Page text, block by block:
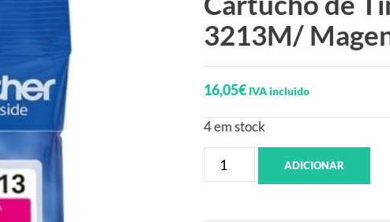
3213M/
16,05€ IVA incluido
4 em stock
ADICIONAR